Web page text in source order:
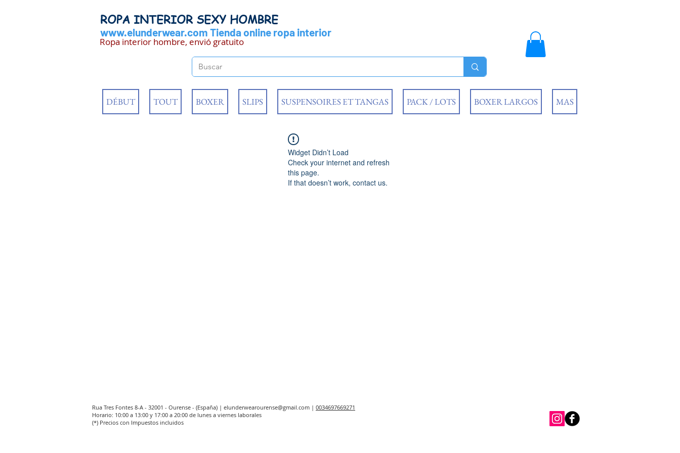
ROPA INTERIOR SEXY HOMBRE
www.elunderwear.com Tienda online ropa interior
Ropa interior hombre, envió gratuito
DÉBUT TOUT BOXER SLIPS SUSPENSOIRES ET TANGAS PACK / LOTS BOXER LARGOS MAS
Widget Didn’t Load
Check your internet and refresh
this page.
If that doesn’t work, contact us.
Rua Tres Fontes 8-A - 32001 - Ourense - (España) | elunderwearourense@gmail.com | 0034697669271
Horario: 10:00 a 13:00 y 17:00 a 20:00 de lunes a viernes laborales
(*) Precios con Impuestos incluidos